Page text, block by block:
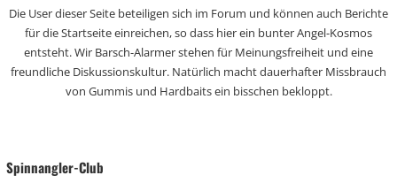
Die User dieser Seite beteiligen sich im Forum und können auch Berichte
für die Startseite einreichen, so dass hier ein bunter Angel-Kosmos
entsteht. Wir Barsch-Alarmer stehen für Meinungsfreiheit und eine
freundliche Diskussionskultur. Natürlich macht dauerhafter Missbrauch
von Gummis und Hardbaits ein bisschen bekloppt.
Spinnangler-Club